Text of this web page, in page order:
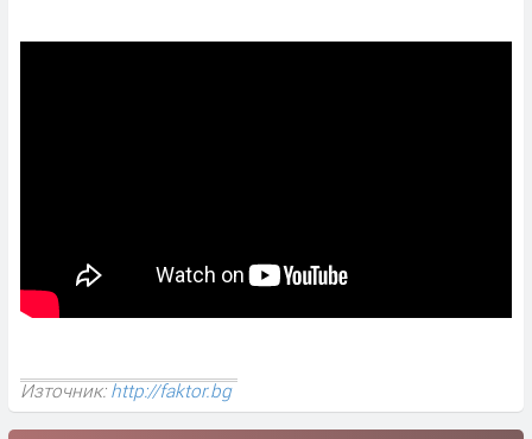
Източник:http://faktor.bg